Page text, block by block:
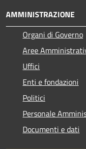
AMMINISTRAZIONE
Organi di Governo
Aree
Uffici
Enti e fondazioni
Politici
Personale
Documenti e dati